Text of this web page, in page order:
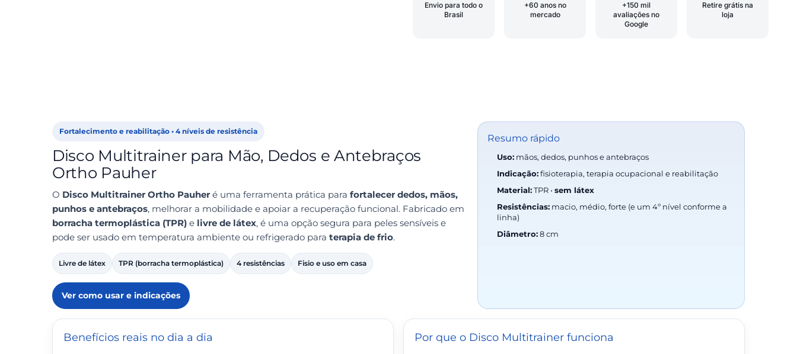
Envio para todo o
Brasil
+60 anos no
mercado
+150 mil
avaliações no
Google
Retire grátis na
loja
Fortalecimento e reabilitação • 4 níveis de resistência
Disco Multitrainer para Mão, Dedos e Antebraços
Ortho Pauher
O Disco Multitrainer Ortho Pauher é uma ferramenta prática para fortalecer dedos, mãos,
punhos e antebraços, melhorar a mobilidade e apoiar a recuperação funcional. Fabricado em
borracha termoplástica (TPR) e livre de látex, é uma opção segura para peles sensíveis e
pode ser usado em temperatura ambiente ou refrigerado para terapia de frio.
Livre de látex TPR (borracha termoplástica) 4 resistências Fisio e uso em casa
Ver como usar e indicações
Resumo rápido
Uso: mãos, dedos, punhos e antebraços
Indicação:fisioterapia, terapia ocupacional e reabilitação
Material:TPR •sem látex
Resistências: macio, médio, forte (e um 4º nível conforme a
linha)
Diâmetro:8 cm
Benefícios reais no dia a dia Por que o Disco Multitrainer funciona